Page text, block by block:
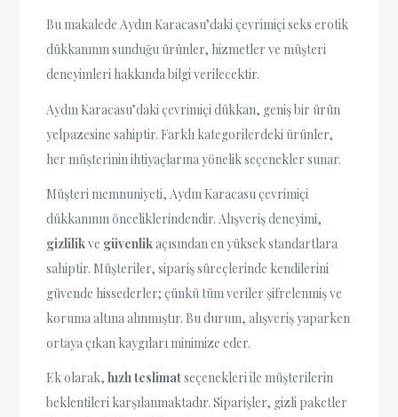
Bu makalede Aydın Karacasu’daki çevrimiçi seks erotik
dükkanının sunduğu ürünler, hizmetler ve müşteri
deneyimleri hakkında bilgi verilecektir.
Aydın Karacasu’daki çevrimiçi dükkan, geniş bir ürün
yelpazesine sahiptir. Farklı kategorilerdeki ürünler,
her müşterinin ihtiyaçlarına yönelik seçenekler sunar.
Müşteri memnuniyeti, Aydın Karacasu çevrimiçi
dükkanının önceliklerindendir. Alışveriş deneyimi,
gizlilikve güvenlikaçısından en yüksek standartlara
sahiptir. Müşteriler, sipariş süreçlerinde kendilerini
güvende hissederler; çünkü tüm veriler şifrelenmiş ve
koruma altına alınmıştır. Bu durum, alışveriş yaparken
ortaya çıkan kaygıları minimize eder.
Ek olarak,hızlı teslimatseçenekleri ile müşterilerin
beklentileri karşılanmaktadır. Siparişler, gizli paketler